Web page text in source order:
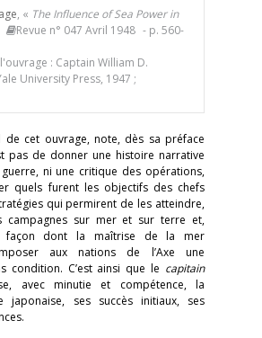
, « The Influence of Sea Power in
Revue n° 047 Avril 1948 - p. 560-
: Captain William D.
University Press, 1947 ;
de cet ouvrage, note, dès sa préface
pas de donner une histoire narrative
ni une critique des opérations,
quels furent les objectifs des chefs
qui permirent de les atteindre,
campagnes sur mer et sur terre et,
façon dont la maîtrise de la mer
aux nations de l’Axe une
condition. C’est ainsi que le capitain
avec minutie et compétence, la
japonaise, ses succès initiaux, ses